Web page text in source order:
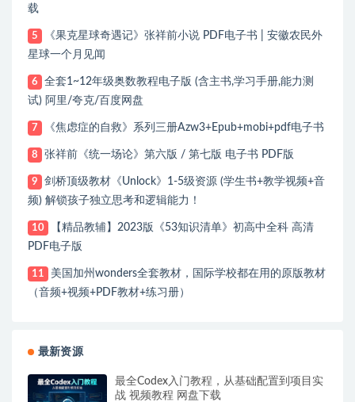
载
5
《果克星球奇遇记》张祥前小说 PDF电子书 | 安徽农民外
星球一个月见闻
6
全套1~12年级奥数教程电子版 (含主书,学习手册,能力测
试) 阿里/夸克/百度网盘
7 《焦虑症的自救》系列三册Azw3+Epub+mobi+pdf电子书
8 张祥前《统一场论》第六版 / 第七版 电子书 PDF版
9
剑桥顶级教材《Unlock》1-5级资源 (学生书+教学视频+音
频) 解锁孩子独立思考和逻辑能力！
10
【精品教辅】2023版《53知识清单》初高中全科 高清
PDF电子版
11
美国加州wonders全套教材，国际学校都在用的原版教材
（音频+视频+PDF教材+练习册）
最新资源
最全Codex入门教程，从基础配置到项目实
战 视频教程 网盘下载